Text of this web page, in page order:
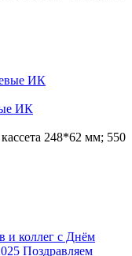
ИК
248*62 мм; 550
и коллег с Днём
Поздравляем